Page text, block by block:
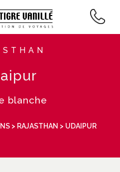
blanche
> RAJASTHAN > UDAIPUR